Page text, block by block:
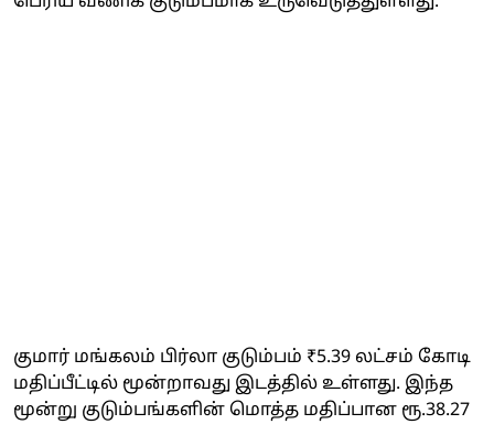
குமார் மங்கலம் பிர்லா குடும்பம் ₹5.39 லட்சம் கோடி
மதிப்பீட்டில் மூன்றாவது இடத்தில் உள்ளது. இந்த
மூன்று குடும்பங்களின் மொத்த மதிப்பான ரூ.38.27